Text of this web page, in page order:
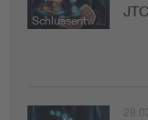
Schlussentwurf zur Abstimmung